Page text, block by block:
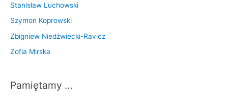
Stanisław Luchowski
Szymon Koprowski
Zbigniew Niedźwiecki-Ravicz
Zofia Mirska
Pamiętamy …